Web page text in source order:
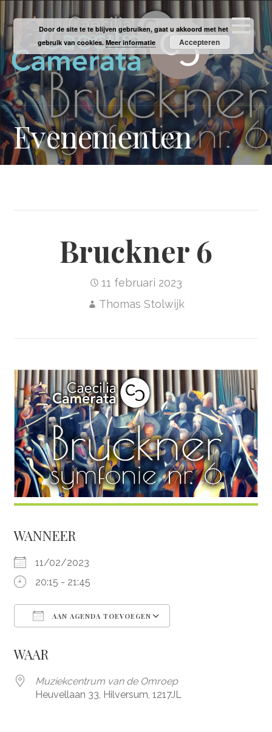
naar
de
inhoud
Evenementen
Bruckner 6
11 februari 2023
Thomas Stolwijk
WANNEER
11/02/2023
20:15 - 21:45
AAN AGENDA TOEVOEGEN
WAAR
Muziekcentrum van de Omroep
Heuvellaan 33, Hilversum, 1217JL
Door de site te te blijven gebruiken, gaat u akkoord met het
gebruik van cookies. Meer informatie Accepteren